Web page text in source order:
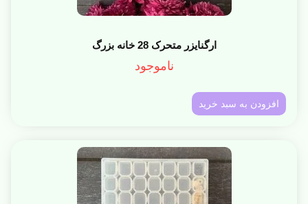
ارگنایزر متحرک 28 خانه بزرگ
ناموجود
افزودن به سبد خرید